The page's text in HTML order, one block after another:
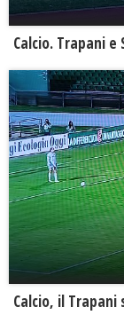
Calcio. Trapani e
Calcio, il Trapani